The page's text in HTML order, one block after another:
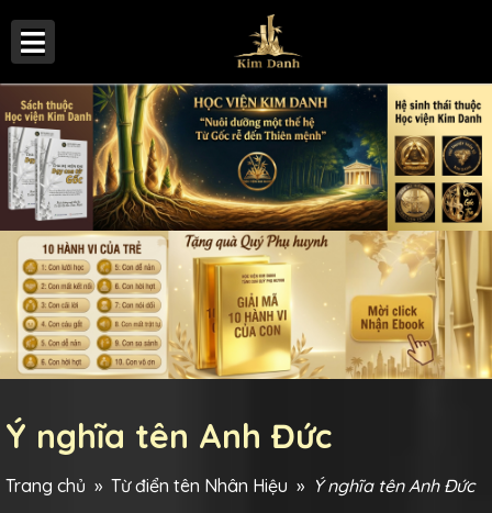
Ý nghĩa tên Anh Đức
Trang chủ » Từ điển tên Nhân Hiệu » Ý nghĩa tên Anh Đức